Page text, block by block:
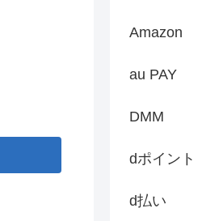
Amazon
au PAY
DMM
dポイント
d払い